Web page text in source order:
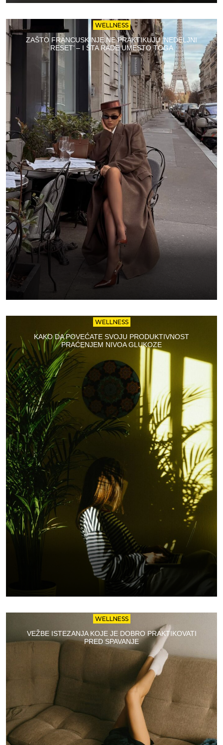
WELLNESS
ZAŠTO FRANCUSKINJE NE PRAKTIKUJU ‘NEDELJNI
RESET’ – I ŠTA RADE UMESTO TOGA
WELLNESS
KAKO DA POVEĆATE SVOJU PRODUKTIVNOST
PRAĆENJEM NIVOA GLUKOZE
WELLNESS
VEŽBE ISTEZANJA KOJE JE DOBRO PRAKTIKOVATI
PRED SPAVANJE